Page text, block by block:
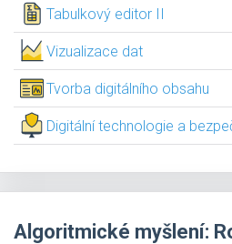
Tabulkový editor II
Vizualizace dat
Tvorba digitálního obsahu
Digitální technologie a
Algoritmické myšlení: